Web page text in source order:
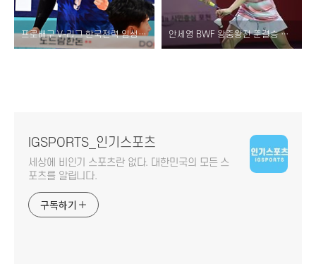
프로배구 V-리그 한국전력 임성진, 2라운드 MVP 선정 등 빅스톰 에이스로! 안세영 BWF 왕중왕전 준결승 진출, 월드 투어 파이널 경기 결과와 중계는 어디서?
IGSPORTS_인기스포츠
세상에 비인기 스포츠란 없다. 대한민국의 모든 스
포츠를 알립니다.
구독하기